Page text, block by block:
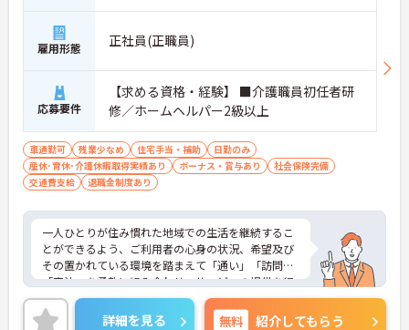
雇用形態 正社員(正職員)
応募要件
【求める資格・経験】 ■介護職員初任者研
修／ホームヘルパー2級以上
車通勤可 残業少なめ 住宅手当・補助
日勤のみ
産休･育休･介護休暇取得実績あり
ボーナス・賞与あり
社会保険完備
交通費支給
退職金制度あり
一人ひとりが住み慣れた地域での生活を継続するこ
とができるよう、ご利用者の心身の状況、希望及び
その置かれている環境を踏まえて「通い」「訪問」
「宿泊」を柔軟に組み合わせ、サービスの提供を行
なっている施設です。家庭的な雰囲気づくりを一緒
に作りたい方におすすめの求人です。ご興味のある
詳細を見る 無料 紹介してもらう